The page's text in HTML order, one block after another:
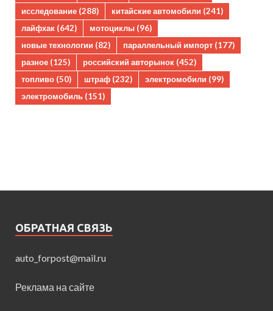
исследование (288) китайские автомобили (241)
лайфхак (642) мотоциклы (96)
новые технологии (82) параллельный импорт (177)
разное (125) российский авторынок (452)
топливо (50) штраф (232) электромобили (99)
электромобиль (151)
ОБРАТНАЯ СВЯЗЬ
auto_forpost@mail.ru
Реклама на сайте